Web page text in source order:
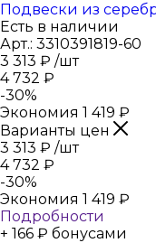
Подвески из
Есть в наличии
Арт.: 3310391819-60
3 313 ₽ /шт
4 732 ₽
-30%
Экономия 1 419 ₽
Варианты цен
3 313 ₽ /шт
4 732 ₽
-30%
Экономия 1 419 ₽
Подробности
+ 166 ₽ бонусами